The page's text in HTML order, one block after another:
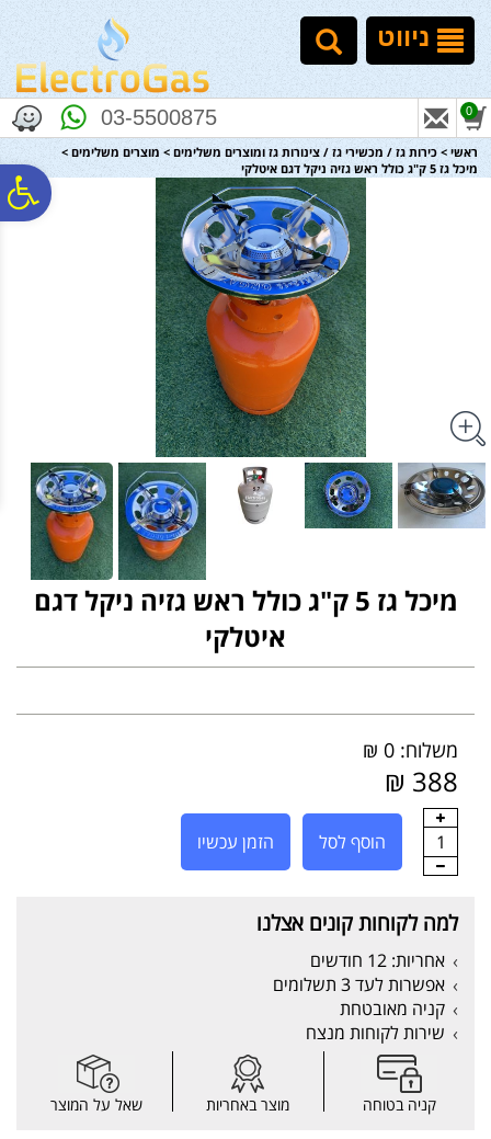
נגישות
אתר
המרכזי
ניווט
03-5500875 0
ראשי > כירות גז / מכשירי גז / צינורות גז ומוצרים משלימים > מוצרים משלימים >
מיכל גז 5 ק"ג כולל ראש גזיה ניקל דגם איטלקי
מיכל גז 5 ק"ג כולל ראש גזיה ניקל דגם
איטלקי
משלוח: 0 ₪
388 ₪
1 הוסף לסל הזמן עכשיו
למה לקוחות קונים אצלנו
אחריות: 12 חודשים
אפשרות לעד 3 תשלומים
קניה מאובטחת
שירות לקוחות מנצח
קניה בטוחה מוצר באחריות שאל על המוצר